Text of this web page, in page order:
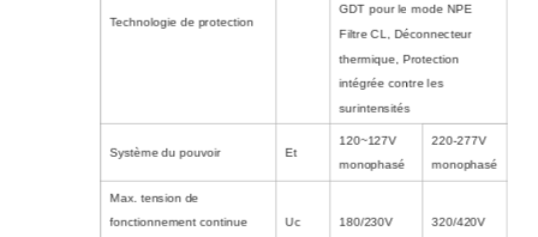
Technologie de protection
GDT pour le mode NPE
Filtre CL
Déconnecteur
thermique Protection
intégrée contre les
surintensités
Système du pouvoir Et
120~127V
monophasé
220-277V
monophasé
Max. tension de
fonctionnement continue
Uc 180/230V 320/420V